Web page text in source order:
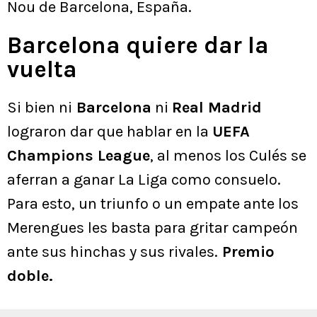
Nou de Barcelona, España.
Barcelona quiere dar la
vuelta
Si bien ni Barcelona ni Real Madrid
lograron dar que hablar en la UEFA
Champions League, al menos los Culés se
aferran a ganar La Liga como consuelo.
Para esto, un triunfo o un empate ante los
Merengues les basta para gritar campeón
ante sus hinchas y sus rivales. Premio
doble.